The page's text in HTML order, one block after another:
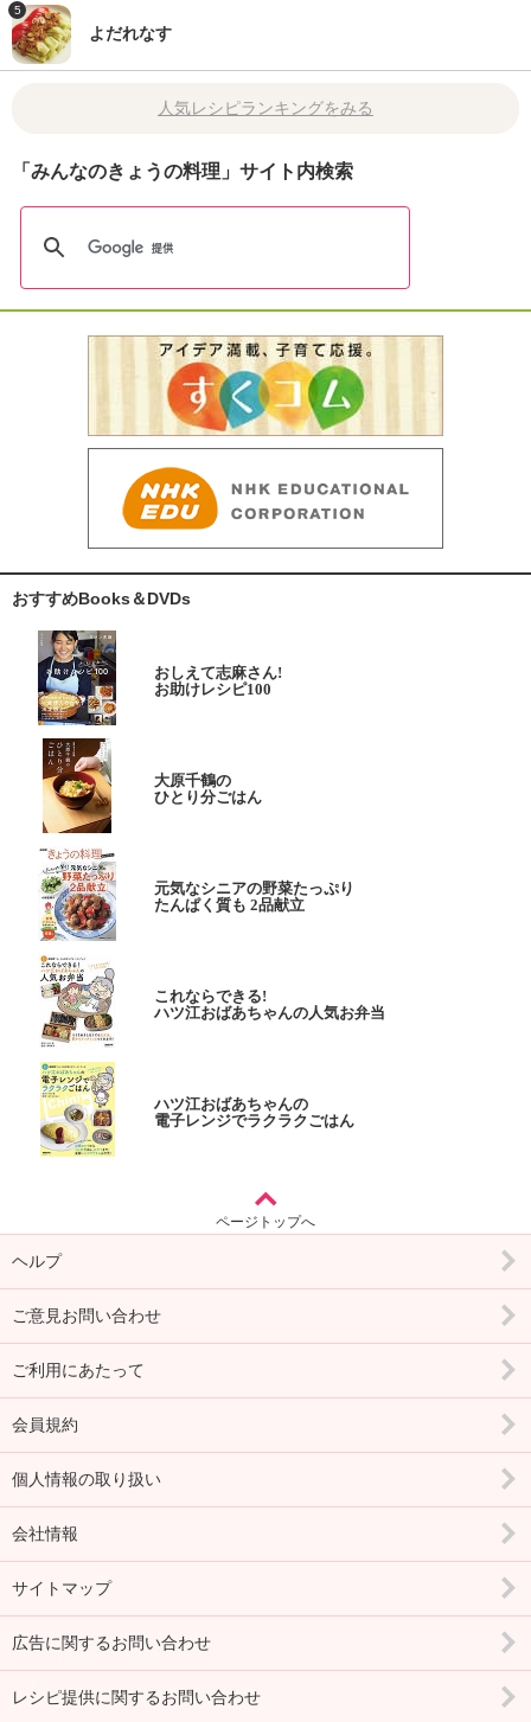
5
よだれなす
人気レシピランキングをみる
「みんなのきょうの料理」サイト内検索
おすすめBooks＆DVDs
おしえて志麻さん!
お助けレシピ100
大原千鶴の
ひとり分ごはん
元気なシニアの野菜たっぷり
たんぱく質も 2品献立
これならできる!
ハツ江おばあちゃんの人気お弁当
ハツ江おばあちゃんの
電子レンジでラクラクごはん
ページトップへ
ヘルプ
ご意見お問い合わせ
ご利用にあたって
会員規約
個人情報の取り扱い
会社情報
サイトマップ
広告に関するお問い合わせ
レシピ提供に関するお問い合わせ